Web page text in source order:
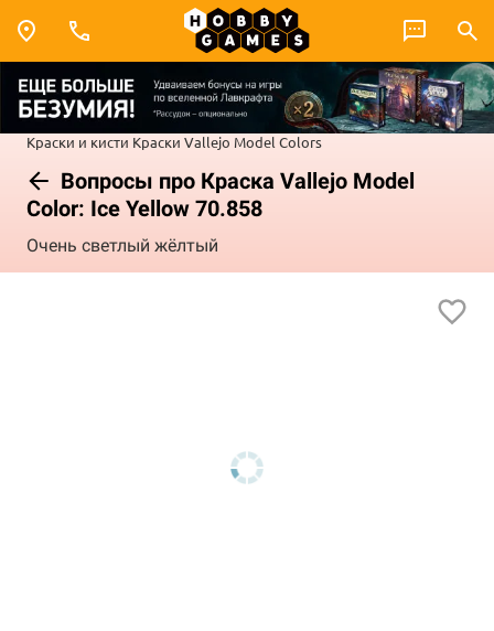
Краски и кисти Краски Vallejo Model Colors
Вопросы про Краска Vallejo Model
Color: Ice Yellow 70.858
Очень светлый жёлтый